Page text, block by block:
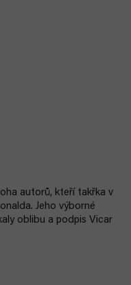
autorů, kteří takřka v
Jeho výborné
oblibu a podpis Vicar